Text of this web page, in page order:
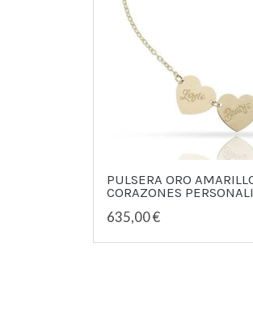
PULSERA ORO
CORAZONES
635,00 €